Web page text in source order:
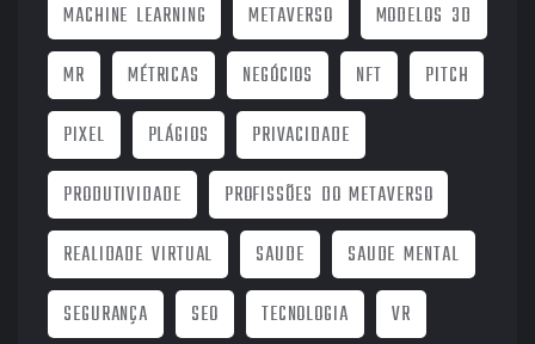
MACHINE LEARNING
METAVERSO
MODELOS 3D
MR
MÉTRICAS NEGÓCIOS NFT
PITCH
PIXEL
PLÁGIOS
PRIVACIDADE
PRODUTIVIDADE
PROFISSÕES DO METAVERSO
REALIDADE VIRTUAL
SAUDE
SAUDE MENTAL
SEGURANÇA
SEO TECNOLOGIA
VR